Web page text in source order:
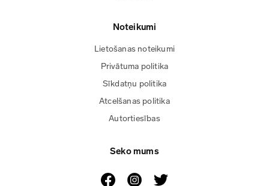
Noteikumi
Lietošanas noteikumi
Privātuma politika
Sīkdatņu politika
Atcelšanas politika
Autortiesības
Seko mums